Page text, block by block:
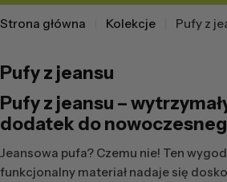
Strona główna Kolekcje Pufy z
Pufy z jeansu
Pufy z jeansu –
dodatek do
Jeansowa pufa? Czemu nie! Ten
funkcjonalny materiał nadaje się